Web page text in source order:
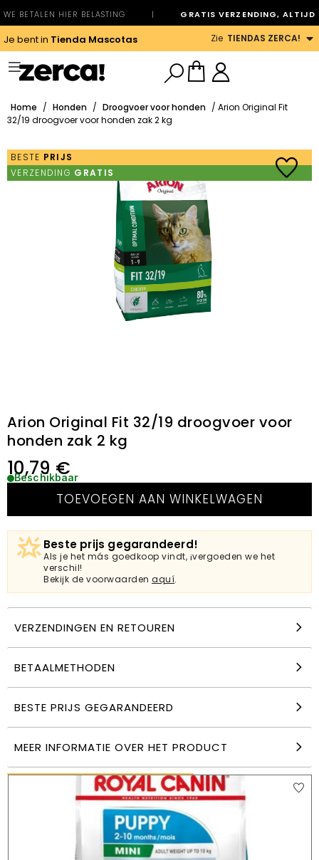
WE BETALEN HIER BELASTING | GRATIS VERZENDING, ALTIJD
Je bent in Tienda Mascotas Zie TIENDAS ZERCA!
Home / Honden / Droogvoer voor honden / Arion Original Fit
32/19 droogvoer voor honden zak 2 kg
BESTE PRIJS
VERZENDING GRATIS
Arion Original Fit 32/19 droogvoer voor
honden zak 2 kg
10,79€
Beschikbaar
TOEVOEGEN AAN WINKELWAGEN
Beste prijs gegarandeerd!
Als je het más goedkoop vindt, ¡vergoeden we het
verschil!
Bekijk de voorwaarden aquí.
VERZENDINGEN EN RETOUREN
BETAALMETHODEN
BESTE PRIJS GEGARANDEERD
MEER INFORMATIE OVER HET PRODUCT
zak 2 kg10,79€
TOEVOEGEN
VERGELIJKBARE PRODUCTEN